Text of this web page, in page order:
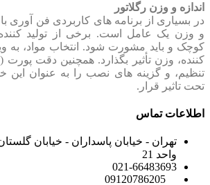
اندازه و وزن رگلاتور
در بسیاری از برنامه های کاربردی فن آوری
و وزن یک عامل است. برخی از تولید
کوچک و باید مشورت شود. انتخاب مواد، به
کننده، وزن تأثیر بگذارد. همچنین دقت
تنظیم، و گزینه های نصب را به عنوان این
تحت تاثیر قرار.
اطلاعات تماس
واحد 21
021-66483693